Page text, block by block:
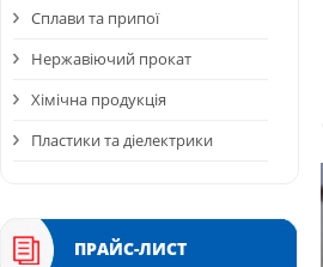
Сплави та припої
Нержавіючий прокат
Хімічна продукція
Пластики та діелектрики
ПРАЙС-ЛИСТ